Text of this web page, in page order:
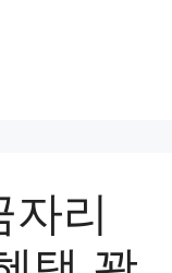
자리